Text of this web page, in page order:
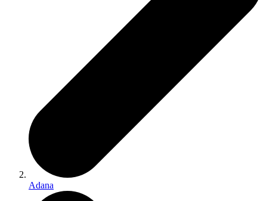
Adana